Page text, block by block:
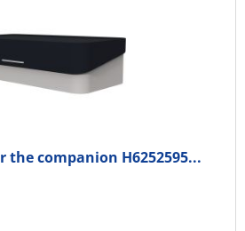
the companion H6252595...